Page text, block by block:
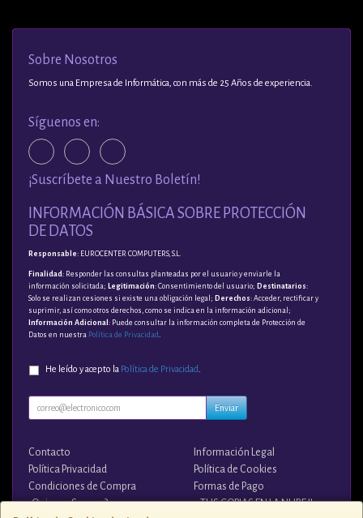
Sobre Nosotros
Somos una Empresa de Informática, con más de 25 Años de experiencia.
Síguenos en:
¡Suscríbete a Nuestro Boletín!
INFORMACIÓN BÁSICA SOBRE PROTECCIÓN
DE DATOS
Responsable: EUROCENTER COMPUTERS, S.L.
Finalidad : Responder las consultas planteadas por el usuario y enviarle la
información solicitada; Legitimación: Consentimiento del usuario; Destinatarios:
Solo se realizan cesiones si existe una obligación legal; Derechos: Acceder, rectificar y
suprimir, así como otros derechos, como se indica en la información adicional;
Información Adicional : Puede consultar la información completa de Protección de
Datos en nuestra Política de Privacidad
He leído y acepto la Política de Privacidad.
Enviar
Contacto
Información Legal
Política Privacidad
Política de Cookies
Condiciones de Compra
Formas de Pago
¿Quienes Somos?
¡¡ TUS COPIAS EN LA NUBE !!